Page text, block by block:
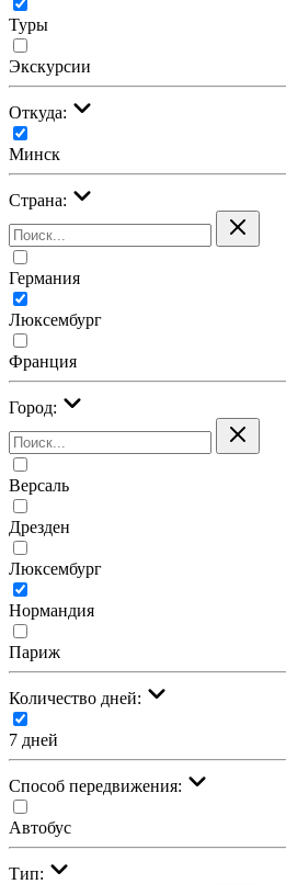
Туры
Экскурсии
Откуда:
Минск
Страна:
Германия
Люксембург
Франция
Город:
Версаль
Дрезден
Люксембург
Нормандия
Париж
Количество дней:
7 дней
Cпособ передвижения:
Автобус
Тип: